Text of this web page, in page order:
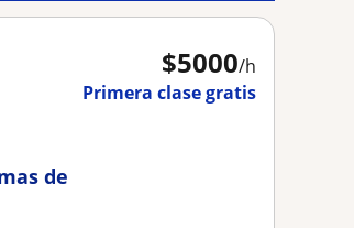
$5000/h
Primera clase gratis
de